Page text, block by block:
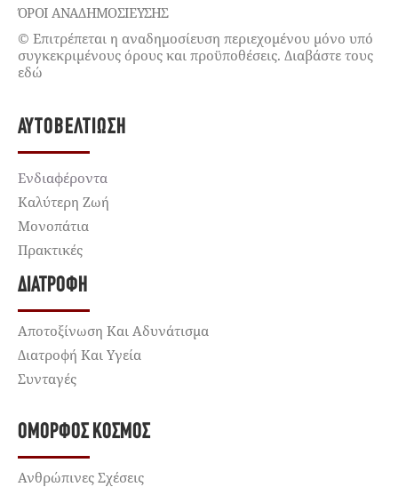
ΌΡΟΙ ΑΝΑΔΗΜΟΣΙΕΥΣΗΣ
© Επιτρέπεται η αναδημοσίευση περιεχομένου μόνο υπό
συγκεκριμένους όρους και προϋποθέσεις. Διαβάστε τους
εδώ
ΑΥΤΟΒΕΛΤΊΩΣΗ
Ενδιαφέροντα
Καλύτερη Ζωή
Μονοπάτια
Πρακτικές
ΔΙΑΤΡΟΦΉ
Αποτοξίνωση Και Αδυνάτισμα
Διατροφή Και Υγεία
Συνταγές
ΌΜΟΡΦΟΣ ΚΌΣΜΟΣ
Ανθρώπινες Σχέσεις